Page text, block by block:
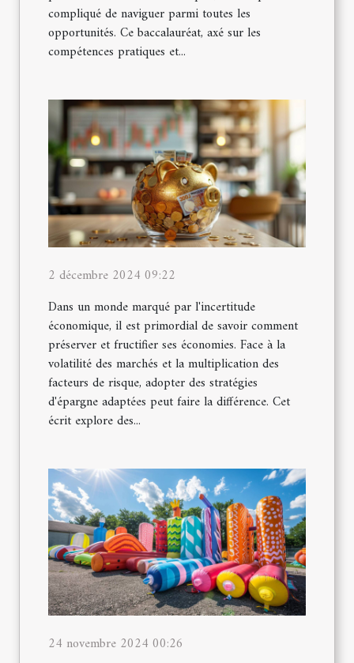
compliqué de naviguer parmi toutes les
opportunités. Ce baccalauréat, axé sur les
compétences pratiques et...
2 décembre 2024 09:22
Dans un monde marqué par l'incertitude
économique, il est primordial de savoir comment
préserver et fructifier ses économies. Face à la
volatilité des marchés et la multiplication des
facteurs de risque, adopter des stratégies
d'épargne adaptées peut faire la différence. Cet
écrit explore des...
24 novembre 2024 00:26